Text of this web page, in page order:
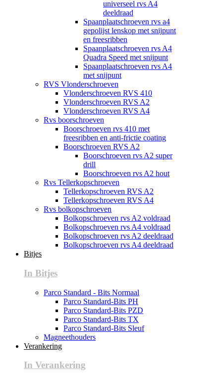
universeel rvs A4
deeldraad
Spaanplaatschroeven rvs a4
gepolijst lenskop met snijpunt
en freesribben
Spaanplaatschroeven rvs A4
Quadra Speed met snijpunt
Spaanplaatschroeven rvs A4
met snijpunt
RVS Vlonderschroeven
Vlonderschroeven RVS 410
Vlonderschroeven RVS A2
Vlonderschroeven RVS A4
Rvs boorschroeven
Boorschroeven rvs 410 met
freesribben en anti-frictie coating
Boorschroeven RVS A2
Boorschroeven rvs A2 super
drill
Boorschroeven rvs A2 hout
Rvs Tellerkopschroeven
Tellerkopschroeven RVS A2
Tellerkopschroeven RVS A4
Rvs bolkopschroeven
Bolkopschroeven rvs A2 voldraad
Bolkopschroeven rvs A4 voldraad
Bolkopschroeven rvs A2 deeldraad
Bolkopschroeven rvs A4 deeldraad
Bitjes
In Bitjes
Parco Standard - Bits Normaal
Parco Standard-Bits PH
Parco Standard-Bits PZD
Parco Standard-Bits TX
Parco Standard-Bits Sleuf
Magneethouders
Verankering
In Verankering